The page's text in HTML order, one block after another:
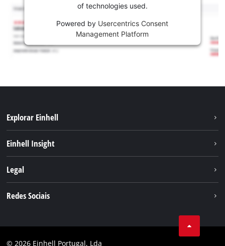
of technologies used.
Powered by Usercentrics Consent
Management Platform
Explorar Einhell
Serviço
Einhell Insight
Carreira
Legal
Conformidade
Redes Sociais
© 2026 Einhell Portugal, Lda